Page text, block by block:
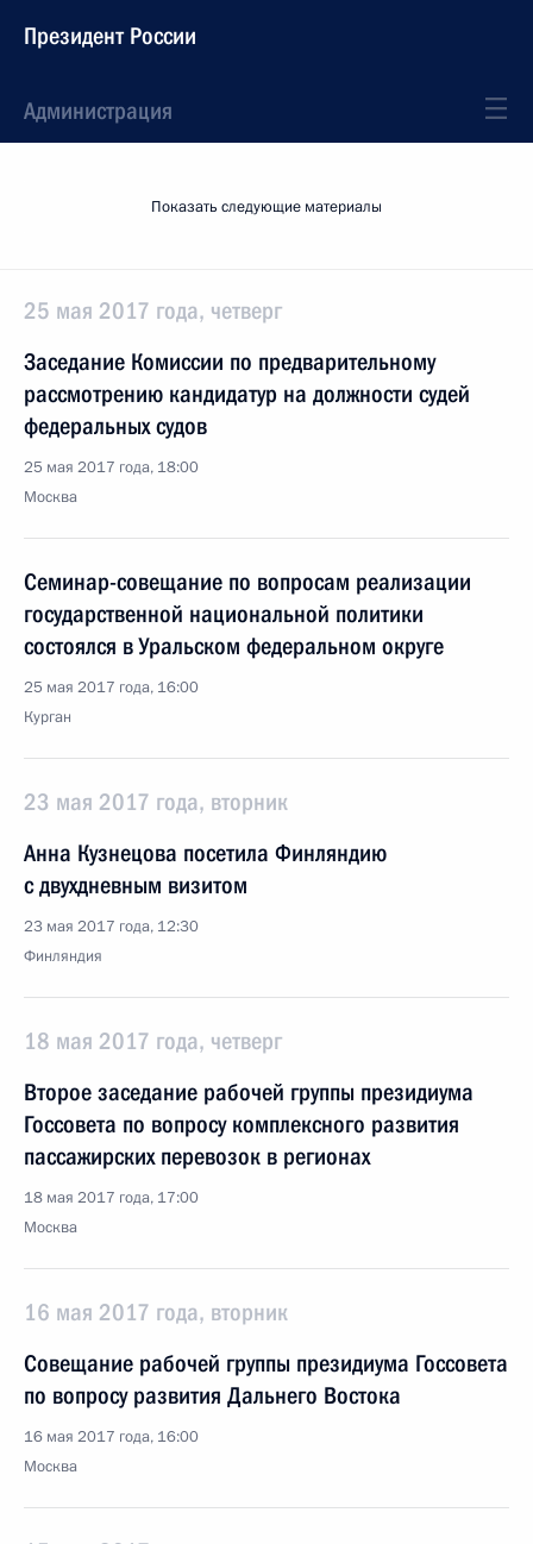
Президент России
Администрация
Показать следующие материалы
25 мая 2017 года, четверг
Заседание Комиссии по предварительному
рассмотрению кандидатур на должности судей
федеральных судов
25 мая 2017 года, 18:00
Москва
Семинар-совещание по вопросам реализации
государственной национальной политики
состоялся в Уральском федеральном округе
25 мая 2017 года, 16:00
Курган
23 мая 2017 года, вторник
Анна Кузнецова посетила Финляндию
с двухдневным визитом
23 мая 2017 года, 12:30
Финляндия
18 мая 2017 года, четверг
Второе заседание рабочей группы президиума
Госсовета по вопросу комплексного развития
пассажирских перевозок в регионах
18 мая 2017 года, 17:00
Москва
16 мая 2017 года, вторник
Совещание рабочей группы президиума Госсовета
по вопросу развития Дальнего Востока
16 мая 2017 года, 16:00
Москва